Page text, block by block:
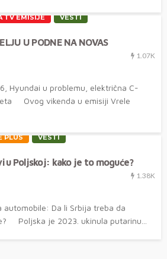
TV EMISIJE VESTI
U PODNE NA NOVAS
1.07K
Hyundai u problemu, električna C-
Ovog vikenda u emisiji Vrele
PLUS VESTI
u Poljskoj: kako je to moguće?
1.38K
automobile: Da li Srbija treba da
Poljska je 2023. ukinula putarinu...